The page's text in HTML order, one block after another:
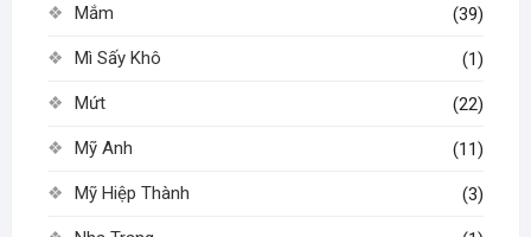
Mắm (39)
Mì Sấy Khô (1)
Mứt (22)
Mỹ Anh (11)
Mỹ Hiệp Thành (3)